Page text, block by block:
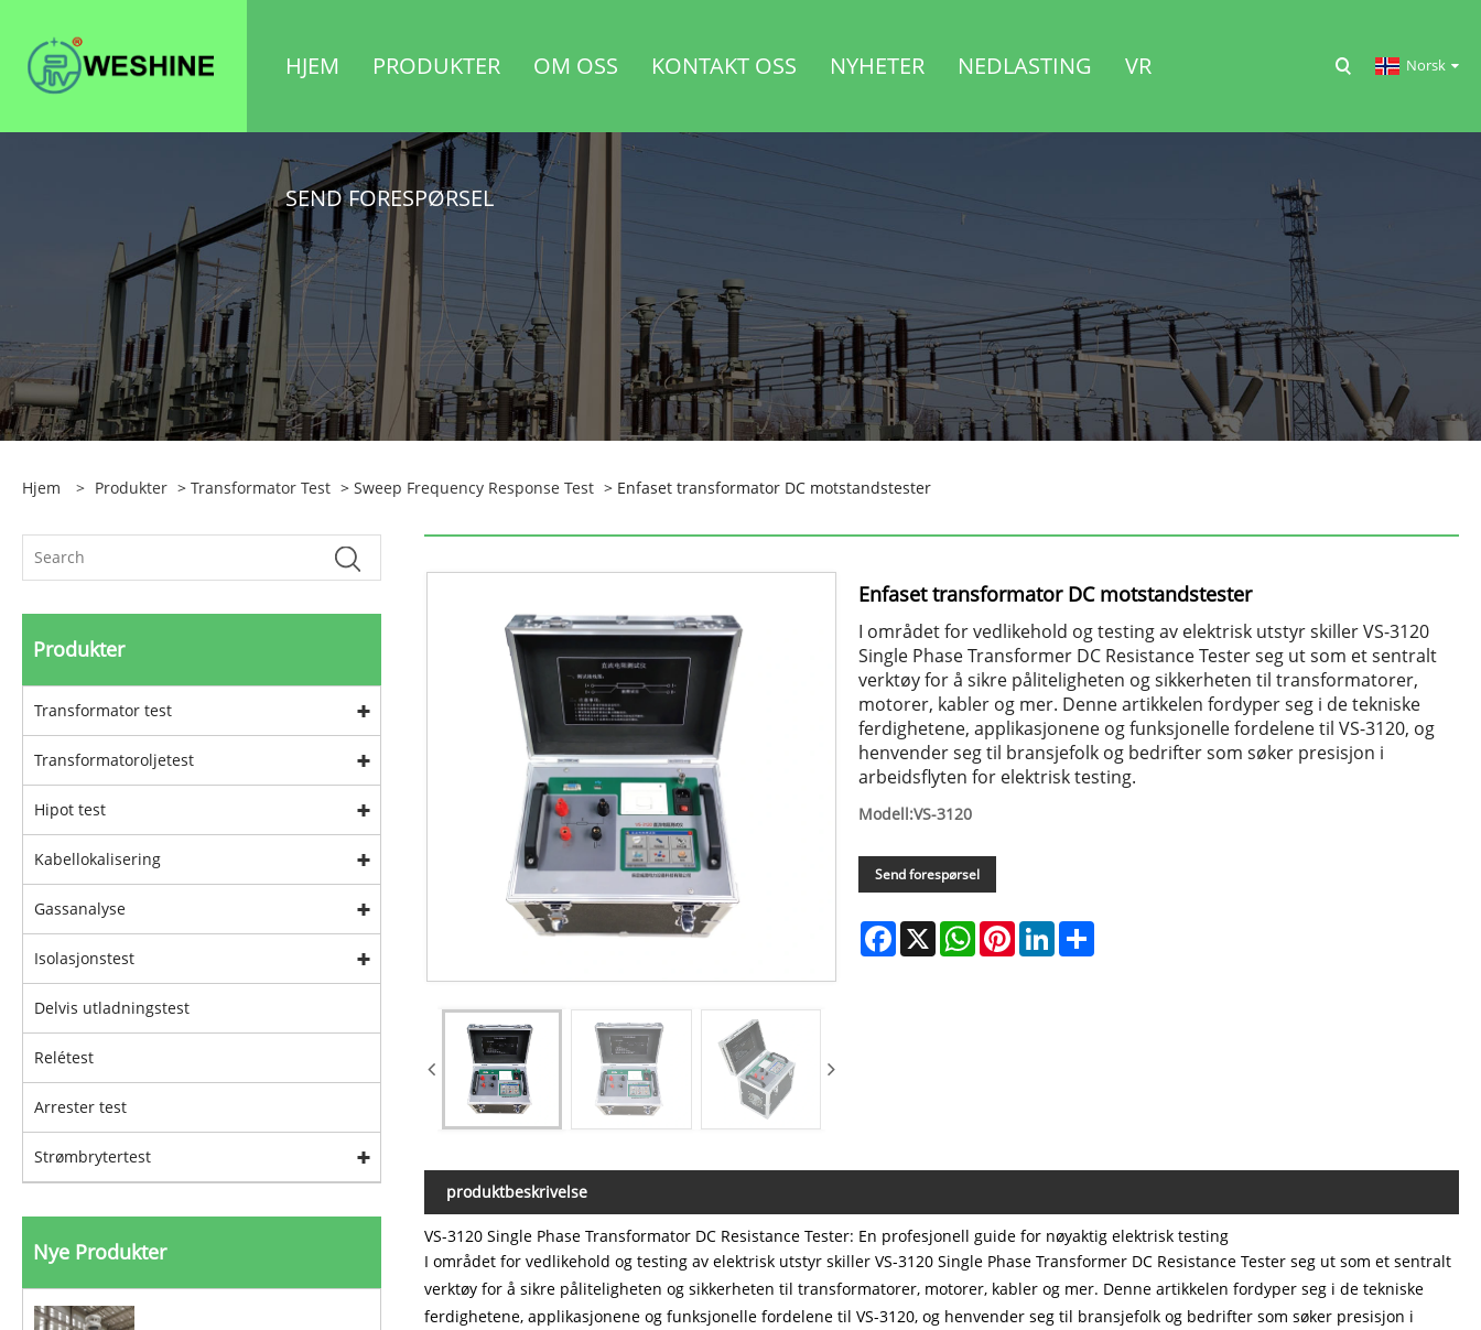
HJEM PRODUKTER OM OSS KONTAKT OSS NYHETER NEDLASTING VR
SEND FORESPØRSEL
Norsk‎
Hjem > Produkter > Transformator Test > Sweep Frequency Response Test > Enfaset transformator DC motstandstester
Produkter
Transformator test
Transformatoroljetest
Hipot test
Kabellokalisering
Gassanalyse
Isolasjonstest
Delvis utladningstest
Relétest
Arrester test
Strømbrytertest
Nye Produkter
Enfaset transformator DC motstandstester
I området for vedlikehold og testing av elektrisk utstyr skiller VS-3120
Single Phase Transformer DC Resistance Tester seg ut som et sentralt
verktøy for å sikre påliteligheten og sikkerheten til transformatorer,
motorer, kabler og mer. Denne artikkelen fordyper seg i de tekniske
ferdighetene, applikasjonene og funksjonelle fordelene til VS-3120, og
henvender seg til bransjefolk og bedrifter som søker presisjon i
arbeidsflyten for elektrisk testing.
Modell:VS-3120
Send forespørsel
Facebook
X WhatsApp
PinterestLinkedIn
produktbeskrivelse
VS-3120 Single Phase Transformator DC Resistance Tester: En profesjonell guide for nøyaktig elektrisk testing
I området for vedlikehold og testing av elektrisk utstyr skiller VS-3120 Single Phase Transformer DC Resistance Tester seg ut som et sentralt
verktøy for å sikre påliteligheten og sikkerheten til transformatorer, motorer, kabler og mer. Denne artikkelen fordyper seg i de tekniske
ferdighetene, applikasjonene og funksjonelle fordelene til VS-3120, og henvender seg til bransjefolk og bedrifter som søker presisjon i